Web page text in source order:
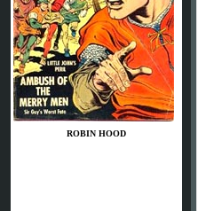
ROBIN HOOD